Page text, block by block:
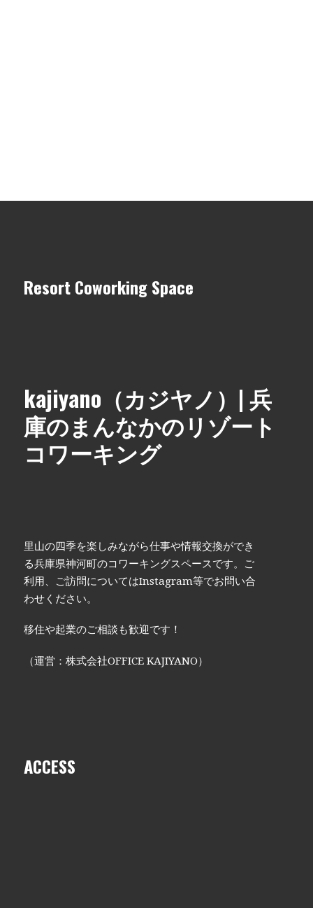
Resort Coworking Space
kajiyano（カジヤノ）| 兵
庫のまんなかのリゾート
コワーキング
里山の四季を楽しみながら仕事や情報交換ができ
る兵庫県神河町のコワーキングスペースです。ご
利用、ご訪問についてはInstagram等でお問い合
わせください。
移住や起業のご相談も歓迎です！
（運営：株式会社OFFICE KAJIYANO）
ACCESS